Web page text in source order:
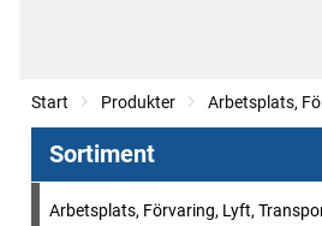
Start Produkter Arbetsplats,
Sortiment
Arbetsplats, Förvaring, Lyft,